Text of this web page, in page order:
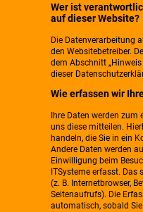
Wer ist
auf dieser Website?
Die Datenverarbeitung
den Websitebetreiber.
dem Abschnitt
dieser
Wie erfassen wir
Ihre Daten werden
uns diese mitteilen.
handeln, die Sie in ein
Andere Daten werden
Einwilligung beim
ITSysteme erfasst. Das
(z. B. Internetbrowser,
Seitenaufrufs). Die
automatisch, sobald